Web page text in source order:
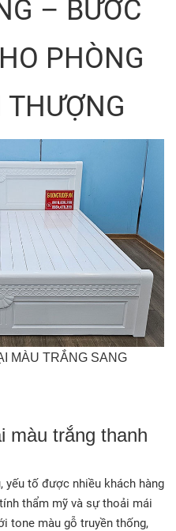
– BƯỚC
PHÒNG
THƯỢNG
MÀU TRẮNG SANG
màu trắng thanh
yếu tố được nhiều khách hàng
thẩm mỹ và sự thoải mái
tone màu gỗ truyền thống,